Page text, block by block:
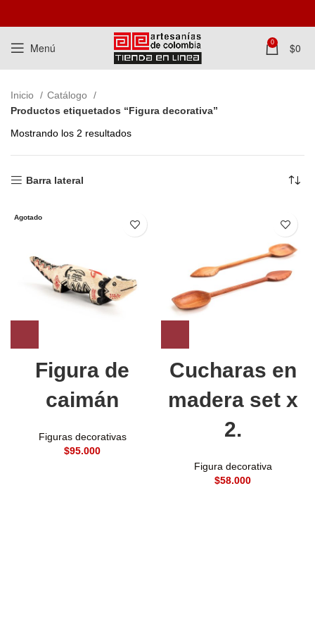
Menú 0 $0
Inicio
Catálogo
Productos etiquetados “Figura decorativa”
Mostrando los 2 resultados
Barra lateral
Agotado
Figura de
caimán
Figuras decorativas
$
Cucharas en
madera set x
2.
Figura decorativa
$